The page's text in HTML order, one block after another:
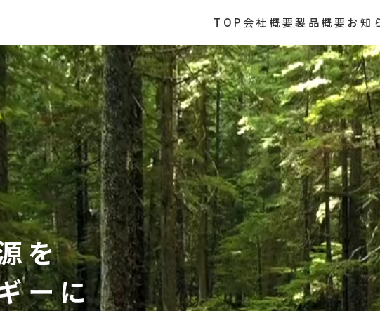
TOP 会社概要製品概要 お知
を
ーに